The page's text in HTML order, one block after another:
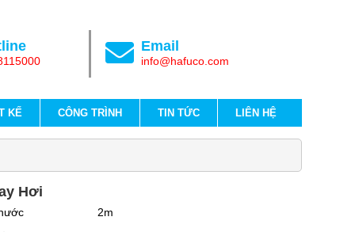
Email
info@hafuco.com
KẾ CÔNG TRÌNH TIN TỨC LIÊN HỆ
Hơi
2m